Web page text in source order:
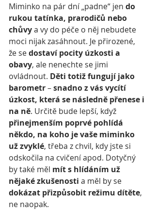
Miminko na pár dní „padne“ jen do
rukou tatínka, prarodičů nebo
chůvy a vy do péče o něj nebudete
moci nijak zasáhnout. Je přirozené,
že se dostaví pocity úzkosti a
obavy, ale nenechte se jimi
ovládnout. Děti totiž fungují jako
barometr – snadno z vás vycítí
úzkost, která se následně přenese i
na ně. Určitě bude lepší, když
přinejmenším poprvé pohlídá
někdo, na koho je vaše miminko
už zvyklé, třeba z chvil, kdy jste si
odskočila na cvičení apod. Dotyčný
by také měl mít s hlídáním už
nějaké zkušenosti a měl by se
dokázat přizpůsobit režimu dítěte,
ne naopak.